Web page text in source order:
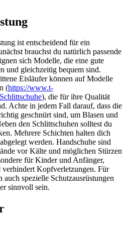
ist entscheidend für ein
brauchst du natürlich passende
sich Modelle, die eine gute
und gleichzeitig bequem sind.
Eisläufer können auf Modelle
(https://www.t-
), die für ihre Qualität
Achte in jedem Fall darauf, dass die
geschnürt sind, um Blasen und
den Schlittschuhen solltest du
Mehrere Schichten halten dich
werden. Handschuhe sind
vor Kälte und möglichen Stürzen
für Kinder und Anfänger,
verhindert Kopfverletzungen. Für
spezielle Schutzausrüstungen
sinnvoll sein.